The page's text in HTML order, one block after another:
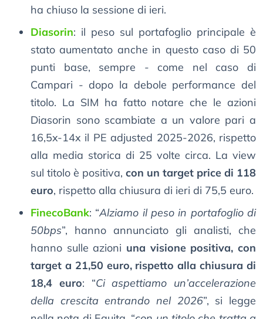
ha chiuso la sessione di ieri.
Diasorin: il peso sul portafoglio principale è
stato aumentato anche in questo caso di 50
punti base, sempre - come nel caso di
Campari - dopo la debole performance del
titolo. La SIM ha fatto notare che le azioni
Diasorin sono scambiate a un valore pari a
16,5x-14x il PE adjusted 2025-2026, rispetto
alla media storica di 25 volte circa. La view
sul titolo è positiva, con un target price di 118
euro, rispetto alla chiusura di ieri di 75,5 euro.
FinecoBank: “Alziamo il peso in portafoglio di
50bps”, hanno annunciato gli analisti, che
hanno sulle azioni una visione positiva, con
target a 21,50 euro, rispetto alla chiusura di
18,4 euro: “Ci aspettiamo un’accelerazione
della crescita entrando nel 2026”, si legge